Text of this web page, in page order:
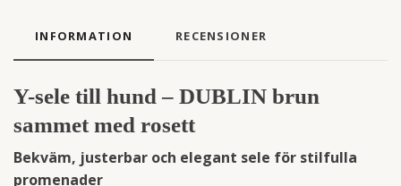
INFORMATION RECENSIONER
Y-sele till hund – DUBLIN brun
sammet med rosett
Bekväm, justerbar och elegant sele för stilfulla
promenader